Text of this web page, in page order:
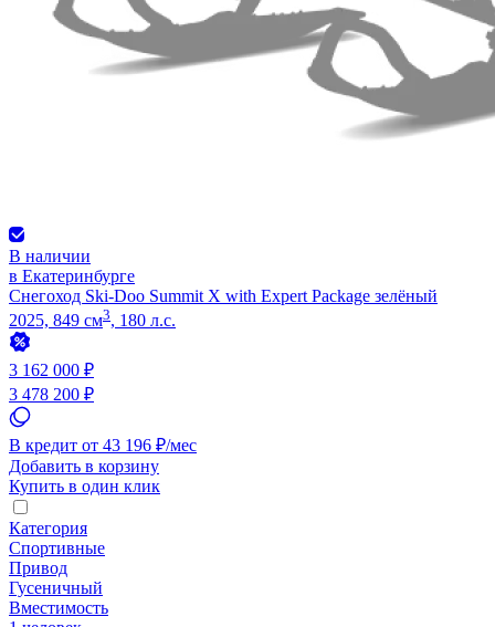
В наличии
в Екатеринбурге
Снегоход Ski-Doo Summit X with Expert Package зелёный
2025, 849 см3, 180 л.с.
3 162 000 ₽
3 478 200 ₽
В кредит от 43 196 ₽/мес
Добавить в корзину
Купить в один клик
Категория
Спортивные
Привод
Гусеничный
Вместимость